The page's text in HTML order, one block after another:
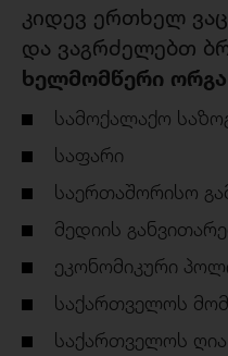
კიდევ ერთხელ
და ვაგრძელებთ
ხელმომწერი
სამოქალაქო
საფარი
საერთაშორისო
მედიის
ეკონომიკური
საქართველოს
საქართველოს